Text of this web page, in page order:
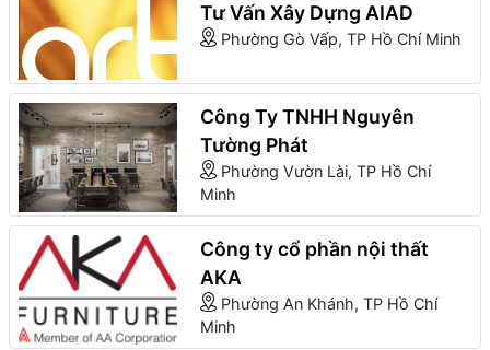
Tư Vấn Xây Dựng AIAD
Phường Gò Vấp, TP Hồ Chí Minh
Công Ty TNHH Nguyên
Tường Phát
Phường Vườn Lài, TP Hồ Chí
Minh
Công ty cổ phần nội thất
AKA
Phường An Khánh, TP Hồ Chí
Minh